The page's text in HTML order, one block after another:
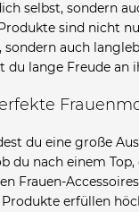
selbst, sondern
sind nicht
auch
du lange Freude an
du eine große
du nach einem
Frauen-
erfüllen